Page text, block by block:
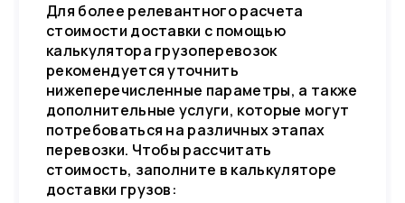
Для более релевантного расчета
стоимости доставки с помощью
калькулятора грузоперевозок
рекомендуется уточнить
нижеперечисленные параметры, а также
дополнительные услуги, которые могут
потребоваться на различных этапах
перевозки. Чтобы рассчитать
стоимость, заполните в калькуляторе
доставки грузов: